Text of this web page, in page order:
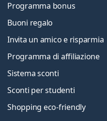
Programma bonus
Buoni regalo
Invita un amico e risparmia
Programma di affiliazione
Sistema sconti
Sconti per studenti
Shopping eco-friendly